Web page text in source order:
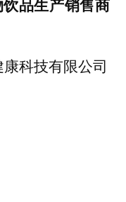
品生产销售商
科技有限公司